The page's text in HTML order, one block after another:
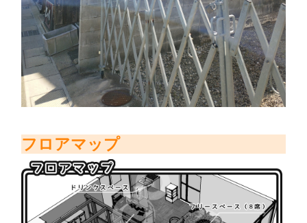
フロアマップ